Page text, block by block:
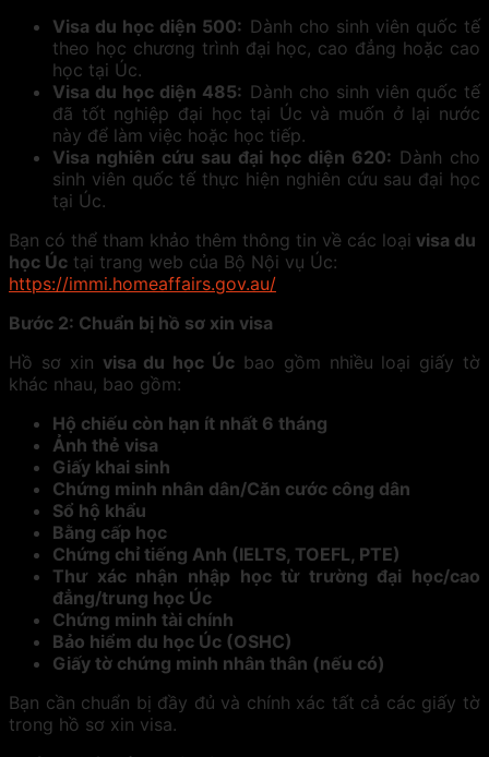
Visa du học diện 500: Dành cho sinh viên quốc tế
theo học chương trình đại học, cao đẳng hoặc cao
học tại Úc.
Visa du học diện 485: Dành cho sinh viên quốc tế
đã tốt nghiệp đại học tại Úc và muốn ở lại nước
này để làm việc hoặc học tiếp.
Visa nghiên cứu sau đại học diện 620: Dành cho
sinh viên quốc tế thực hiện nghiên cứu sau đại học
tại Úc.
Bạn có thể tham khảo thêm thông tin về các loại visa du
học Úc tại trang web của Bộ Nội vụ Úc:
https://immi.homeaffairs.gov.au/
Bước 2: Chuẩn bị hồ sơ xin visa
Hồ sơ xin visa du học Úc bao gồm nhiều loại giấy tờ
khác nhau, bao gồm:
Hộ chiếu còn hạn ít nhất 6 tháng
Ảnh thẻ visa
Giấy khai sinh
Chứng minh nhân dân/Căn cước công dân
Sổ hộ khẩu
Bằng cấp học
Chứng chỉ tiếng Anh (IELTS, TOEFL, PTE)
Thư xác nhận nhập học từ trường đại học/cao
đẳng/trung học Úc
Chứng minh tài chính
Bảo hiểm du học Úc (OSHC)
Giấy tờ chứng minh nhân thân (nếu có)
Bạn cần chuẩn bị đầy đủ và chính xác tất cả các giấy tờ
trong hồ sơ xin visa.